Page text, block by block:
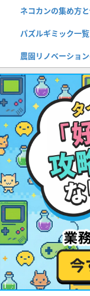
ネコカンの集め方
パズルギミック一
農園リノベーショ